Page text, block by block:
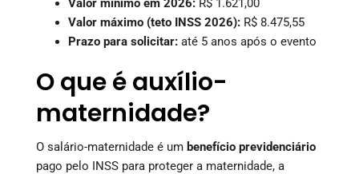
Valor máximo (teto INSS 2026): R$ 8.475,55
Prazo para solicitar: até 5 anos após o evento
O que é auxílio-
maternidade?
O salário-maternidade é um benefício previdenciário
pago pelo INSS para proteger a maternidade, a